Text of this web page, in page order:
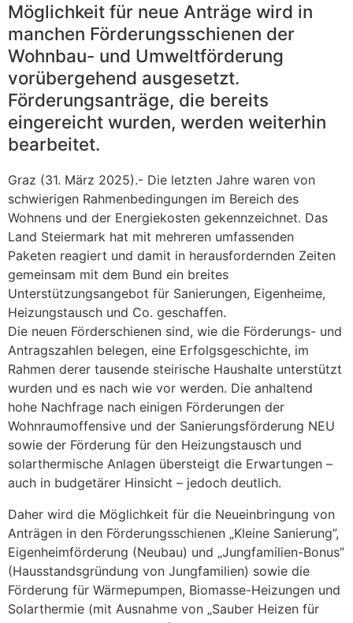
Möglichkeit für neue Anträge wird in
manchen Förderungsschienen der
Wohnbau- und Umweltförderung
vorübergehend ausgesetzt.
Förderungsanträge, die bereits
eingereicht wurden, werden weiterhin
bearbeitet.
Graz (31. März 2025).- Die letzten Jahre waren von
schwierigen Rahmenbedingungen im Bereich des
Wohnens und der Energiekosten gekennzeichnet. Das
Land Steiermark hat mit mehreren umfassenden
Paketen reagiert und damit in herausfordernden Zeiten
gemeinsam mit dem Bund ein breites
Unterstützungsangebot für Sanierungen, Eigenheime,
Heizungstausch und Co. geschaffen.
Die neuen Förderschienen sind, wie die Förderungs- und
Antragszahlen belegen, eine Erfolgsgeschichte, im
Rahmen derer tausende steirische Haushalte unterstützt
wurden und es nach wie vor werden. Die anhaltend
hohe Nachfrage nach einigen Förderungen der
Wohnraumoffensive und der Sanierungsförderung NEU
sowie der Förderung für den Heizungstausch und
solarthermische Anlagen übersteigt die Erwartungen –
auch in budgetärer Hinsicht – jedoch deutlich.
Daher wird die Möglichkeit für die Neueinbringung von
Anträgen in den Förderungsschienen „Kleine Sanierung”,
Eigenheimförderung (Neubau) und „Jungfamilien-Bonus”
(Hausstandsgründung von Jungfamilien) sowie die
Förderung für Wärmepumpen, Biomasse-Heizungen und
Solarthermie (mit Ausnahme von „Sauber Heizen für